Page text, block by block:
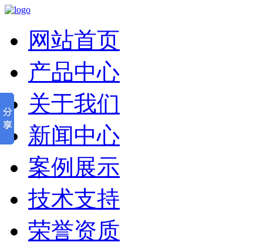
网站首页
产品中心
关于我们
新闻中心
案例展示
技术支持
荣誉资质